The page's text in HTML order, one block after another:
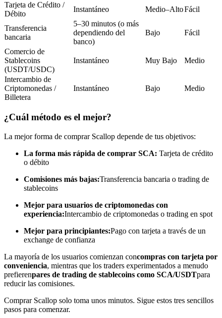
Copiar Trading
Únete a los mejores traders
Conviértete en un Trader de Copia
Disfruta del reparto de beneficios y comisiones de copy trading
Información
Análisis de big data que incluye información comercial, etc.
Tarjeta de Crédito /
Débito
Instantáneo Medio–AltoFácil
Transferencia
bancaria
5–30 minutos (o más
dependiendo del
banco)
Bajo Fácil
Comercio de
Stablecoins
(USDT/USDC)
Instantáneo Muy Bajo Medio
Intercambio de
Criptomonedas /
Billetera
Instantáneo Bajo Medio
¿Cuál método es el mejor?
La mejor forma de comprar Scallop depende de tus objetivos:
La forma más rápida de comprar SCA: Tarjeta de crédito
o débito
Comisiones más bajas:Transferencia bancaria o trading de
stablecoins
Mejor para usuarios de criptomonedas con
experiencia:Intercambio de criptomonedas o trading en spot
Mejor para principiantes:Pago con tarjeta a través de un
exchange de confianza
La mayoría de los usuarios comienzan concompras con tarjeta por
conveniencia, mientras que los traders experimentados a menudo
prefierenpares de trading de stablecoins como SCA/USDTpara
reducir las comisiones.
Comprar Scallop solo toma unos minutos. Sigue estos tres sencillos
pasos para comenzar.